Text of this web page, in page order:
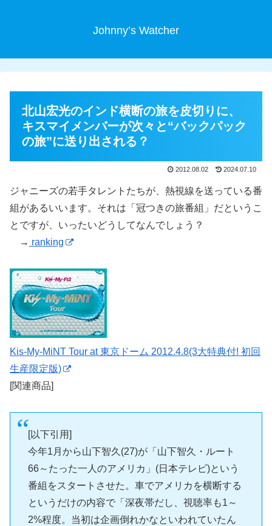
Johnny’s Watcher
北山宏光のインド横断の旅を皮切りに、
キスマイメンバーが次々と“バックパック
の旅”に送り出される？
2012.08.02 2024.07.10
ジャニーズの若手タレントたちが、熱視線を送っている番
組があるいいます。それは「冠つきの旅番組」だというこ
とですが、いったいどうしてなんでしょう？
→ ranking
Kis-My-MiNT Tour at 東京ドーム 2012.4.8(3大特典付! 初回
生産限定版)
[関連商品]
[以下引用]
今年1月から山下智久(27)が「山下智久・ルート
66～たった一人のアメリカ」(日本テレビ)という
番組をスタートさせた。車でアメリカを横断する
というだけの内容で「深夜帯だし、視聴率も1～
2%程度。当初は企画倒れかなといわれていたん